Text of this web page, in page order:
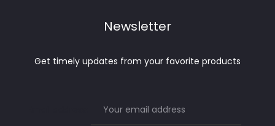
Newsletter
Get timely updates from your favorite products